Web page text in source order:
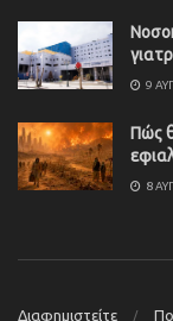
9
Πώς
8
Διαφημιστείτε